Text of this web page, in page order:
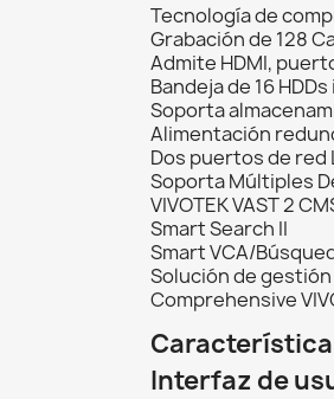
Tecnología de
Grabación de 128
Admite HDMI,
Bandeja de 16
Soporta
Alimentación
Dos puertos de red
Soporta Múltiples
VIVOTEK VAST 2
Smart Search II
Smart VCA/
Solución de
Comprehensive
Interfaz de